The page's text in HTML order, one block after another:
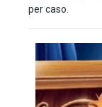
per caso.